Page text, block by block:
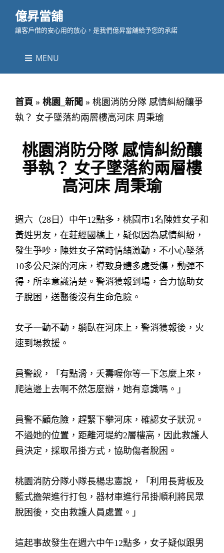
億昇當舖
讓客戶借的安心用的放心，是我們億昇當舖給予您的承諾
MENU
首頁 » 桃園_新聞 » 桃園消防分隊 感情糾紛釀爭
執？ 女子墜落約兩層樓高河床 周秉瑜
桃園消防分隊 感情糾紛釀
爭執？ 女子墜落約兩層樓
高河床 周秉瑜
週六（28日）中午12點多，桃園市1名陳姓女子和
黃姓男友，在莊經國橋上，疑似因為感情糾紛，
發生爭吵，陳姓女子當時情緒激動，不小心墜落
10多公尺深的河床，導致身體多處受傷，動彈不
得，所幸意識清楚。警消獲報到場，合力協助女
子脫困，送醫後沒有生命危險。
女子一動不動，躺臥在河床上，警消獲報後，火
速到場救援。
員警說，「有點滑，夭壽喔你等一下怎麼上來，
爬這邊上去啊不然怎麼辦，她有意識嗎。」
員警不顧危險，趕緊下攀河床，確認女子狀況。
不過她的位置，距離河堤約2層樓高，因此救護人
員決定，採取吊掛方式，協助傷者脫困。
桃園消防分隊小隊長楊忠憲說，「利用長背板及
籃式擔架進行打包，器材車進行吊掛順利將民眾
脫困後，交由救護人員處置。」
這起事故發生在週六中午12點多，女子疑似跟男